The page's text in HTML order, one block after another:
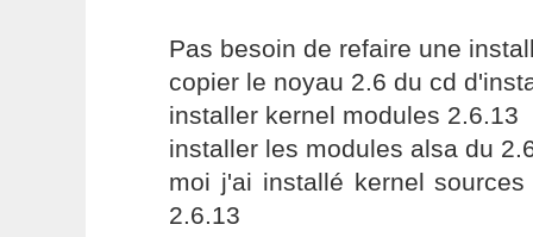
Pas besoin de refaire une
copier le noyau 2.6 du cd
installer kernel modules 2.6.13
installer les modules alsa du
moi j'ai installé kernel
2.6.13